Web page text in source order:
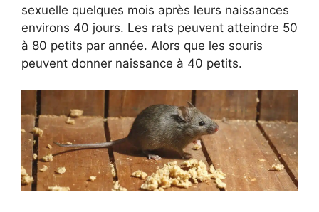
sexuelle quelques mois après leurs naissances
environs 40 jours. Les rats peuvent atteindre 50
à 80 petits par année. Alors que les souris
peuvent donner naissance à 40 petits.